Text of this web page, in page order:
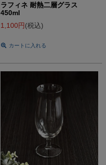
ラフィネ 耐熱二層グラス
450ml
1,100
税込
カートに入れる